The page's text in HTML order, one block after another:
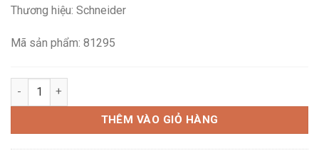
4,081,000₫.
Thương hiệu: Schneider
Mã sản phẩm: 81295
Ổ cắm công nghiệp âm Schneider 81295 4P+E 125A 400V
THÊM VÀO GIỎ HÀNG